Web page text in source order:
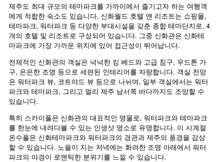
제주도 최대 규모의 테마파크를 가까이에서 즐기고자 하는 여행객
에게 적합한 숙소도 있습니다. 신화월드 호텔 앤 리조트는 쇼핑몰,
테마파크, 워터파크 등 다양한 부대시설을 갖춘 종합 테마단지로, 4
개의 호텔 및 리조트로 구성되어 있습니다. 그중 신화관은 신화테
마파크에 가장 가까운 위치에 있어 접근성이 뛰어납니다.
전체적인 신화관의 객실은 넉넉한 킹 베드와 고급 침구, 우드톤 가
구, 은은한 조명 등으로 세련된 인테리어를 자랑합니다. 객실 전망
은 워터파크 뷰, 코트야드 뷰 등으로 나뉘며, 일부 객실에서는 워터
파크와 테마파크, 그리고 멀리 제주 남서쪽 바다까지도 조망할 수
있습니다.
특히 스카이풀은 신화관의 대표적인 명물로, 워터파크와 테마파크
를 한눈에 내려다볼 수 있는 인생샷 명소로 유명합니다. 이 사계절
온수풀은 신화테마파크와 워터파크의 경관과 제주의 풍경을 감상
할 수 있습니다. 노을이 지는 저녁에는 화려한 조명 아래에서 워터
파크의 야경이 로맨틱한 분위기를 느낄 수 있습니다.